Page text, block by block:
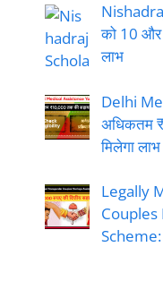
को 10 और
लाभ
Delhi
अधिकतम
मिलेगा लाभ
Legally
Couples
Scheme: